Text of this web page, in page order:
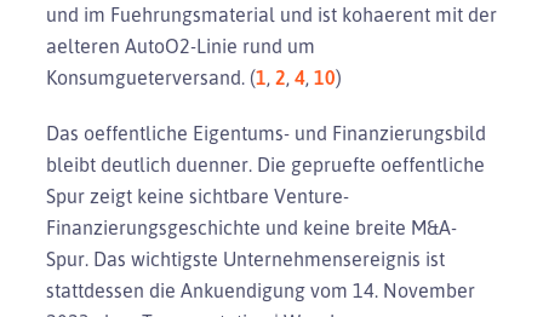
und im Fuehrungsmaterial und ist kohaerent mit der
aelteren AutoO2-Linie rund um
Konsumgueterversand. (1, 2, 4, 10)
Das oeffentliche Eigentums- und Finanzierungsbild
bleibt deutlich duenner. Die gepruefte oeffentliche
Spur zeigt keine sichtbare Venture-
Finanzierungsgeschichte und keine breite M&A-
Spur. Das wichtigste Unternehmensereignis ist
stattdessen die Ankuendigung vom 14. November